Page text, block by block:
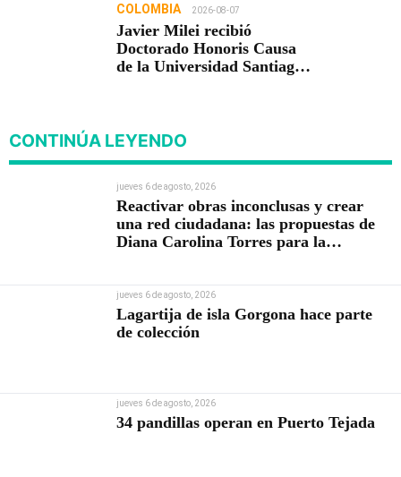
COLOMBIA 2026-08-07
Javier Milei recibió
Doctorado Honoris Causa
de la Universidad Santiago
CONTINÚA LEYENDO
jueves 6 de agosto, 2026
Reactivar obras inconclusas y crear
una red ciudadana: las propuestas de
Diana Carolina Torres para la
jueves 6 de agosto, 2026
Lagartija de isla Gorgona hace parte
de colección
jueves 6 de agosto, 2026
34 pandillas operan en Puerto Tejada